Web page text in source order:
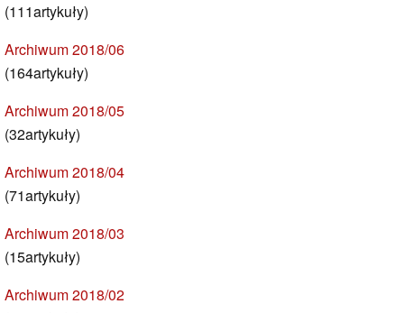
(111artykuły)
Archiwum 2018/06
(164artykuły)
Archiwum 2018/05
(32artykuły)
Archiwum 2018/04
(71artykuły)
Archiwum 2018/03
(15artykuły)
Archiwum 2018/02